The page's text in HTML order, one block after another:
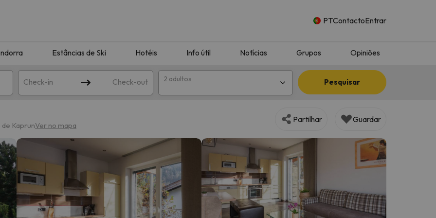
PTContactoEntrar
Estâncias de Ski Hotéis Info útil Notícias Grupos Opiniões
Check-in Check-out 2 adultos Pesquisar
à sua pesquisa. Tente modificar o destino.
de KaprunVer no mapa
Partilhar Guardar